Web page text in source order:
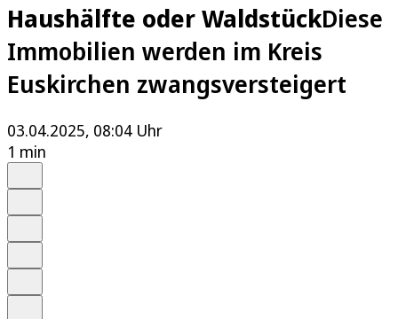
Haushälfte oder WaldstückDiese
Immobilien werden im Kreis
Euskirchen zwangsversteigert
03.04.2025, 08:04 Uhr
1 min